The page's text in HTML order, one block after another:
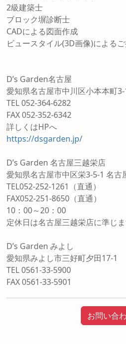
2級建築士
ブロック塀診断士
CADによる図面作成
ビュースタイル(3D画像)による
D’s Garden名古屋
愛知県名古屋市中川区小本本町
TEL 052-364-6282
FAX 052-352-6342
詳しくはHPへ
https://dsgarden.jp/
D’s Garden 名古屋三越栄店
愛知県名古屋市中区栄3-5-1 名古
TEL052-252-1261（直通）
FAX052-251-8650（直通）
10：00～20：00
定休日は名古屋三越栄店に準じま
D’s Garden みよし
愛知県みよし市三好町夕田17-1
TEL 0561-33-5900
FAX 0561-33-5901
お問い合